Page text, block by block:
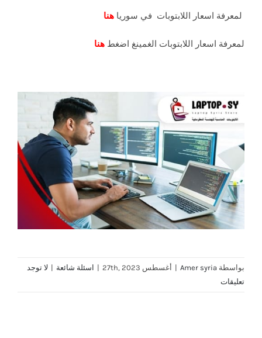
لمعرفة اسعار اللابتوبات في سوريا هنا
لمعرفة اسعار اللابتوبات الغمينغ اضغط هنا
بواسطة Amer syria
| أغسطس 27th, 2023 | اسئلة شائعة | لا توجد
تعليقات